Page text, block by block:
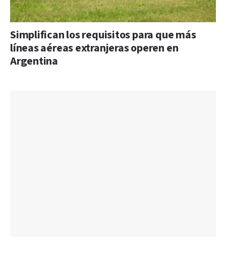
Simplifican los requisitos para que más
líneas aéreas extranjeras operen en
Argentina